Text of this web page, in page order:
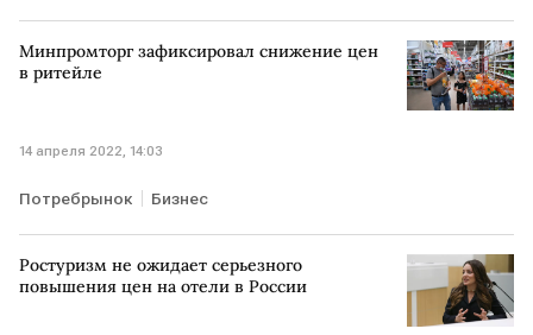
Минпромторг зафиксировал снижение цен
в ритейле
14 апреля 2022, 14:03
Потребрынок Бизнес
Ростуризм не ожидает серьезного
повышения цен на отели в России